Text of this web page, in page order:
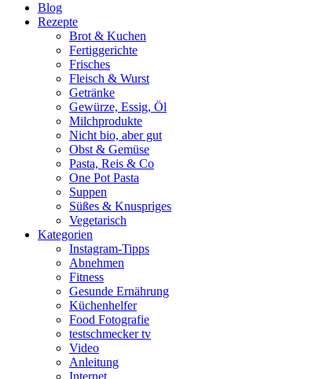
Blog
Rezepte
Brot & Kuchen
Fertiggerichte
Frisches
Fleisch & Wurst
Getränke
Gewürze, Essig, Öl
Milchprodukte
Nicht bio, aber gut
Obst & Gemüse
Pasta, Reis & Co
One Pot Pasta
Suppen
Süßes & Knuspriges
Vegetarisch
Kategorien
Instagram-Tipps
Abnehmen
Fitness
Gesunde Ernährung
Küchenhelfer
Food Fotografie
testschmecker tv
Video
Anleitung
Internet